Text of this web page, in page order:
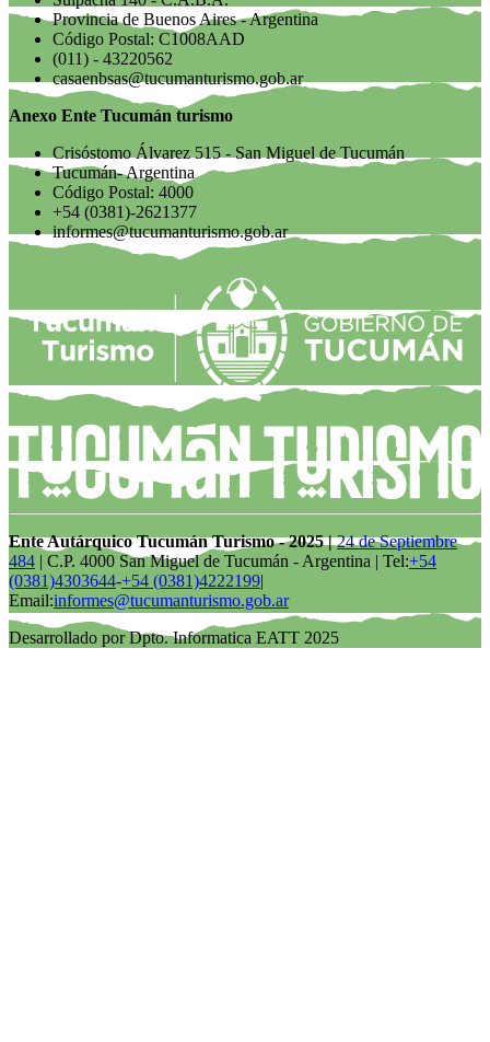
Provincia de Buenos Aires - Argentina
Código Postal: C1008AAD
(011) - 43220562
casaenbsas@tucumanturismo.gob.ar
Anexo Ente Tucumán turismo
Crisóstomo Álvarez 515 - San Miguel de Tucumán
Tucumán- Argentina
Código Postal: 4000
+54 (0381)-2621377
informes@tucumanturismo.gob.ar
Ente Autárquico Tucumán Turismo - 2025 |24 de Septiembre
484 | C.P. 4000 San Miguel de Tucumán - Argentina | Tel:+54
(0381)4303644-+54 (0381)4222199|
Email:informes@tucumanturismo.gob.ar
Desarrollado por Dpto. Informatica EATT 2025